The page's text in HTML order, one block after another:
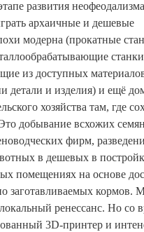
развития
архаичные и дешевые
модерна (прокатные
из доступных
детали и изделия) и ещё
хозяйства там, где
добывание всхожих
фирм,
в дешевых в
помещениях на основе
заготавливаемых кормов.
ренессанс. Но со
3D-принтер и